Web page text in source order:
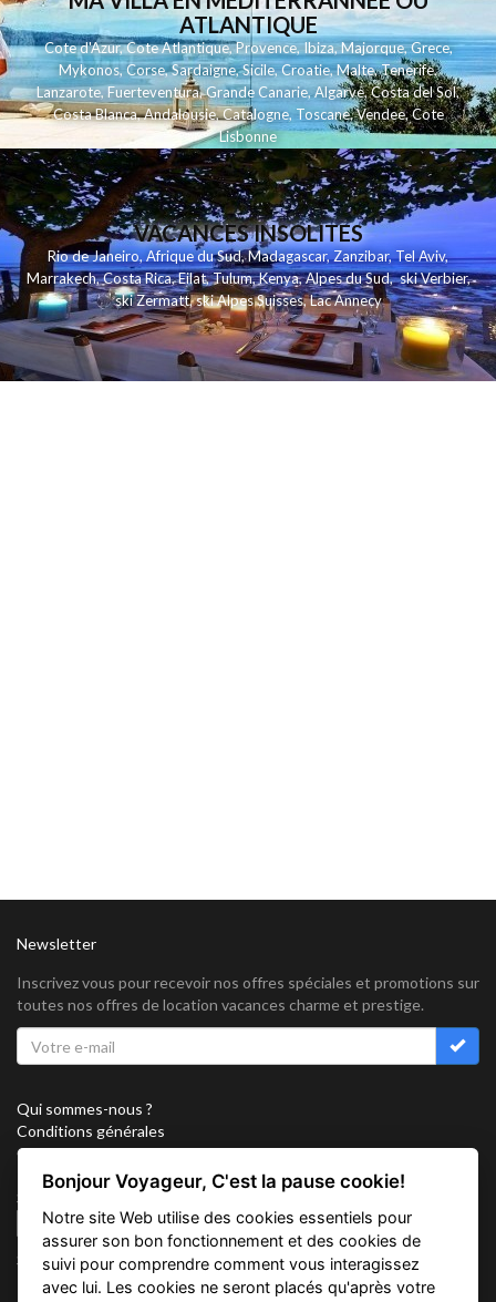
ATLANTIQUE
Cote d'Azur,Cote Atlantique,Provence,Ibiza,Majorque,Grece,
Mykonos,Corse,Sardaigne,Sicile,Croatie,Malte,Tenerife,
Lanzarote,Fuerteventura,Grande Canarie,Algarve,Costa del Sol,
Costa Blanca,Andalousie,Catalogne,Toscane,Vendee,Cote
Lisbonne
VACANCES INSOLITES
Rio de Janeiro,Afrique du Sud,Madagascar,Zanzibar,Tel Aviv,
Marrakech,Costa Rica,Eilat,Tulum,Kenya,Alpes du Sud,ski Verbier,
ski Zermatt,ski Alpes Suisses,Lac Annecy
Newsletter
Inscrivez vous pour recevoir nos offres spéciales et promotions sur
toutes nos offres de location vacances charme et prestige.
Qui sommes-nous ?
Conditions générales
Confidentialité
Partenariat
Sitemap
Cookies
Suivez nous sur
Bonjour Voyageur, C'est la pause cookie!
Notre site Web utilise des cookies essentiels pour
assurer son bon fonctionnement et des cookies de
suivi pour comprendre comment vous interagissez
avec lui. Les cookies ne seront placés qu'après votre